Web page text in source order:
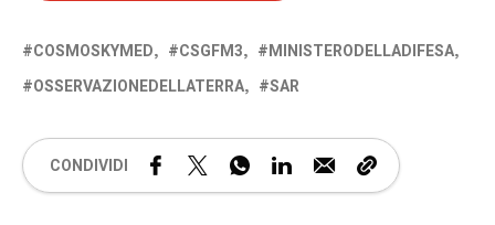
COSMOSKYMED CSGFM3
MINISTERODELLADIFESA
OSSERVAZIONEDELLATERRA
SAR
CONDIVIDI